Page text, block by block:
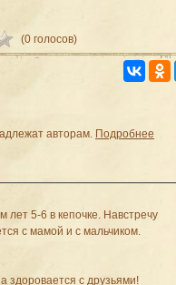
(0 голосов)
авторам. Подробнее
лет 5-6 в кепочке. Навстречу
с мамой и с мальчиком.
здоровается с друзьями!